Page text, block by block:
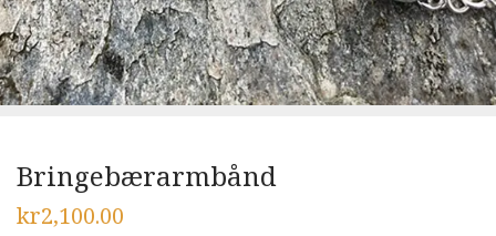
Bringebærarmbånd
kr2,100.00